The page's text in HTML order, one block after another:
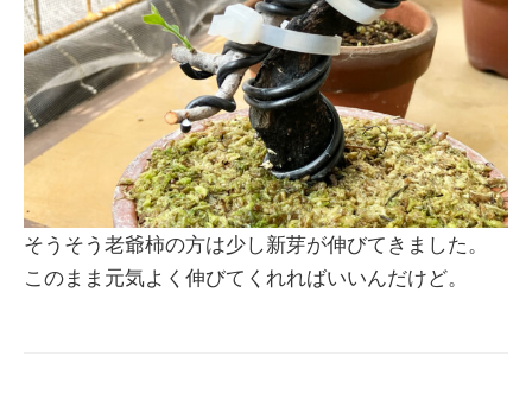
そうそう老爺柿の方は少し新芽が伸びてきました。
このまま元気よく伸びてくれればいいんだけど。